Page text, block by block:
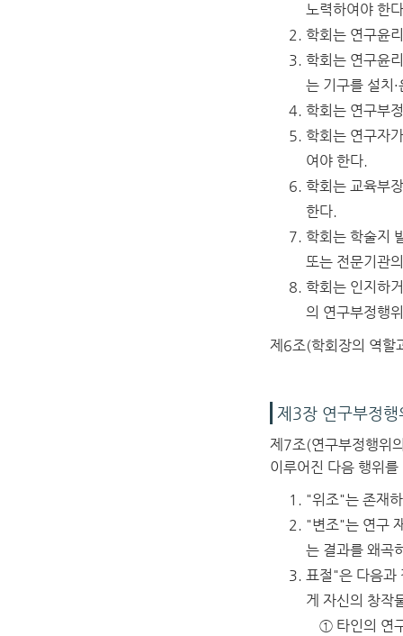
노력하여야 한
학회는 연구윤
학회는 연구윤
는 기구를 설치
학회는 연구부
학회는 연구자
여야 한다.
학회는 교육부
한다.
학회는 학술지
또는 전문기관
학회는 인지하
의 연구부정행
제6조(학회장의 역할
제3장 연구부정행
제7조(연구부정행위
이루어진 다음 행위를
"위조"는 존재
"변조"는 연구
는 결과를 왜곡
표절"은 다음과
게 자신의 창작
① 타인의 연